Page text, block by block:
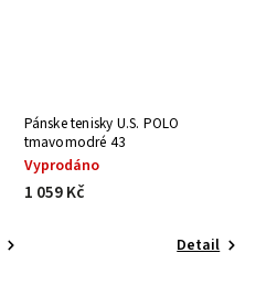
Pánske tenisky U.S. POLO
tmavomodré 43
Vyprodáno
1 059 Kč
Detail